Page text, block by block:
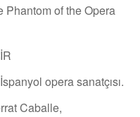
Phantom of the Opera
opera sanatçısı.
Caballe,